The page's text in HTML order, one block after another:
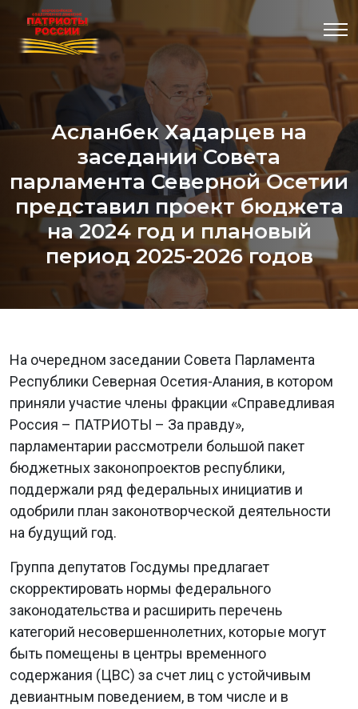
Асланбек Хадарцев на
заседании Совета
парламента Северной Осетии
представил проект бюджета
на 2024 год и плановый
период 2025-2026 годов
На очередном заседании Совета Парламента
Республики Северная Осетия-Алания, в котором
приняли участие члены фракции «Справедливая
Россия – ПАТРИОТЫ – За правду»,
парламентарии рассмотрели большой пакет
бюджетных законопроектов республики,
поддержали ряд федеральных инициатив и
одобрили план законотворческой деятельности
на будущий год.
Группа депутатов Госдумы предлагает
скорректировать нормы федерального
законодательства и расширить перечень
категорий несовершеннолетних, которые могут
быть помещены в центры временного
содержания (ЦВС) за счет лиц с устойчивым
девиантным поведением, в том числе и в